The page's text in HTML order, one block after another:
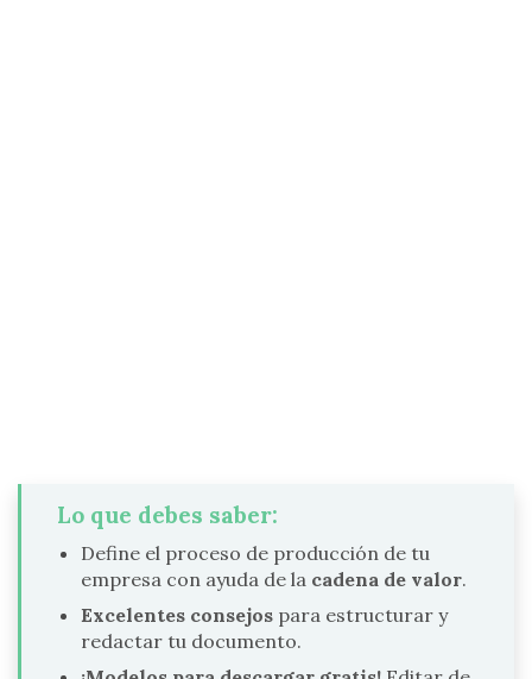
Lo que debes saber:
Define el proceso de producción de tu
empresa con ayuda de la cadena de valor.
Excelentes consejos para estructurar y
redactar tu documento.